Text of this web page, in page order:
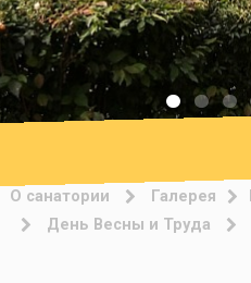
О санатории Галерея
День Весны и Труда